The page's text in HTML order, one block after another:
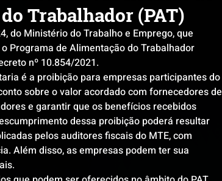
Trabalhador (PAT)
do Ministério do Trabalho e Emprego, que
Programa de Alimentação do Trabalhador
nº 10.854/2021.
é a proibição para empresas participantes do
sobre o valor acordado com fornecedores de
e garantir que os benefícios recebidos
dessa proibição poderá resultar
pelos auditores fiscais do MTE, com
Além disso, as empresas podem ter sua